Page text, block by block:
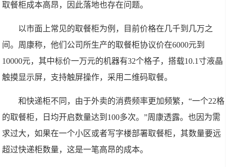
取餐柜成本高昂，因此落地也存在问题。
以市面上常见的取餐柜为例，目前价格在几千到几万之
间。周康称，他们公司所生产的取餐柜协议价在6000元到
10000元，其中标价一万元的机器有32个格子，搭载10.1寸液晶
触摸显示屏，支持触屏操作，采用二维码取餐。
和快递柜不同，由于外卖的消费频率更加频繁，“一个22格
的取餐柜，日均开启数量达到100多次。”周康透露。也因为需
求过大，如果在一个小区或者写字楼部署取餐柜，其数量要远
超过快递柜数量，这是一笔高昂的成本。